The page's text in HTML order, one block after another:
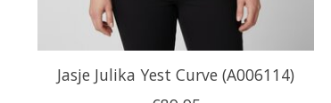
Jasje Julika Yest Curve (A006114)